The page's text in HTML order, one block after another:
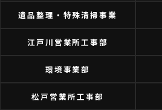
遺品整理・特殊清掃事業
江戸川営業所工事部
環境事業部
松戸営業所工事部